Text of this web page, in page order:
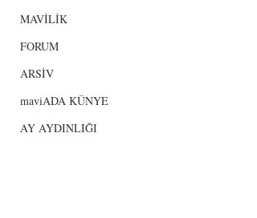
MAVİLİK
FORUM
ARSİV
maviADA KÜNYE
AY AYDINLIĞI